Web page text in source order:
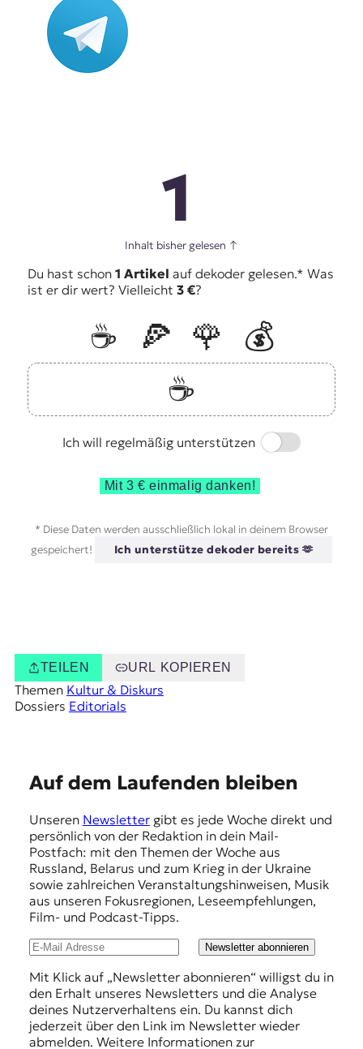
1
Inhalt bisher gelesen ↑
Du hast schon 1 Artikel auf dekoder gelesen.* Was
ist er dir wert? Vielleicht 3 €?
☕️ 🍕 🌹
💰
☕️
Ich will regelmäßig unterstützen
Switch
Mit 3 € einmalig danken!
* Diese Daten werden ausschließlich lokal in deinem Browser
gespeichert!
Ich unterstütze dekoder bereits 🫶
TEILEN URL KOPIEREN
Themen Kultur & Diskurs
Dossiers Editorials
Auf dem Laufenden bleiben
Unseren Newslettergibt es jede Woche direkt und
persönlich von der Redaktion in dein Mail-
Postfach: mit den Themen der Woche aus
Russland, Belarus und zum Krieg in der Ukraine
sowie zahlreichen Veranstaltungshinweisen, Musik
aus unseren Fokusregionen, Leseempfehlungen,
Film- und Podcast-Tipps.
Newsletter abonnieren
Mit Klick auf „Newsletter abonnieren“ willigst du in
den Erhalt unseres Newsletters und die Analyse
deines Nutzerverhaltens ein. Du kannst dich
jederzeit über den Link im Newsletter wieder
abmelden. Weitere Informationen zur